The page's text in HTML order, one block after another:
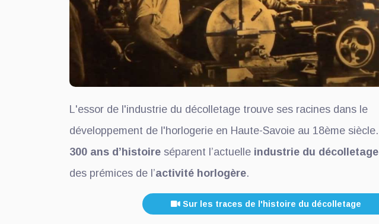
L'essor de l'industrie du décolletage trouve ses racines dans le
développement de l'horlogerie en Haute-Savoie au 18ème siècle.
300 ans d’histoire séparent l’actuelle industrie du décolletage
des prémices de l’activité horlogère.
Sur les traces de l'histoire du décolletage